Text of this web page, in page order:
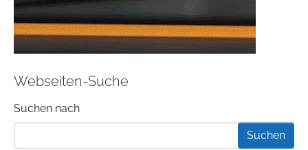
Webseiten-Suche
Suchformular
Suchen nach